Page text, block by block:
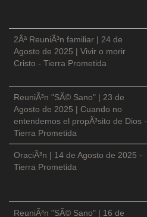
2Âª ReuniÃ³n familiar | 24 de
Agosto de 2025 | Vivir o morir
Cristo - Tierra Prometida
ReuniÃ³n "SÃ© Sano" | 23 de
Agosto de 2025 | Cuando no
entendemos el propÃ³sito de Dios -
Tierra Prometida
OraciÃ³n | 14 de Agosto de 2025 -
Tierra Prometida
ReuniÃ³n "SÃ© Sano" | 16 de